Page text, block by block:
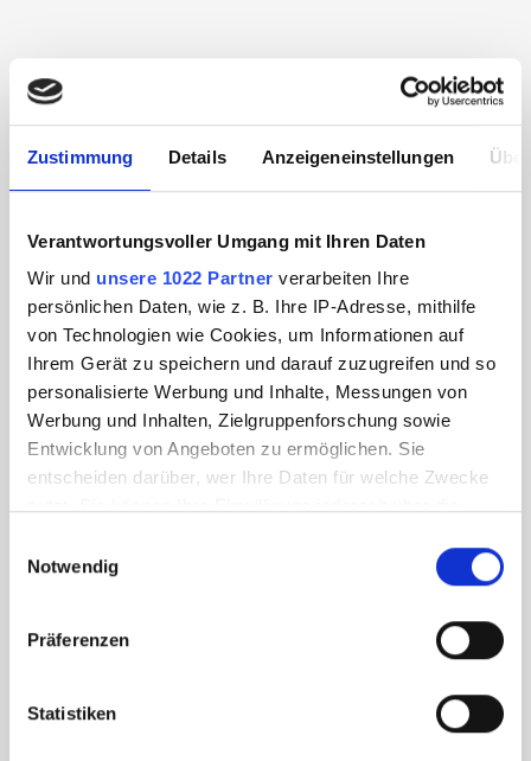
Zustimmung Details Anzeigeneinstellungen
Verantwortungsvoller Umgang mit Ihren Daten
Wir und unsere 1022 Partner verarbeiten Ihre
persönlichen Daten, wie z. B. Ihre IP-Adresse, mithilfe
von Technologien wie Cookies, um Informationen auf
Ihrem Gerät zu speichern und darauf zuzugreifen und so
personalisierte Werbung und Inhalte, Messungen von
Werbung und Inhalten, Zielgruppenforschung sowie
Entwicklung von Angeboten zu ermöglichen. Sie
entscheiden darüber, wer Ihre Daten für welche Zwecke
Trigger Symbol ändern oder widerrufen
Informationen über Ihre geografische Lage
können
Notwendig
Präferenzen
Statistiken